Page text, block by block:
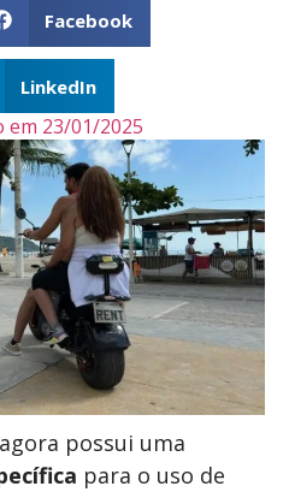
Facebook
LinkedIn
em 23/01/2025
possui uma
para o uso de